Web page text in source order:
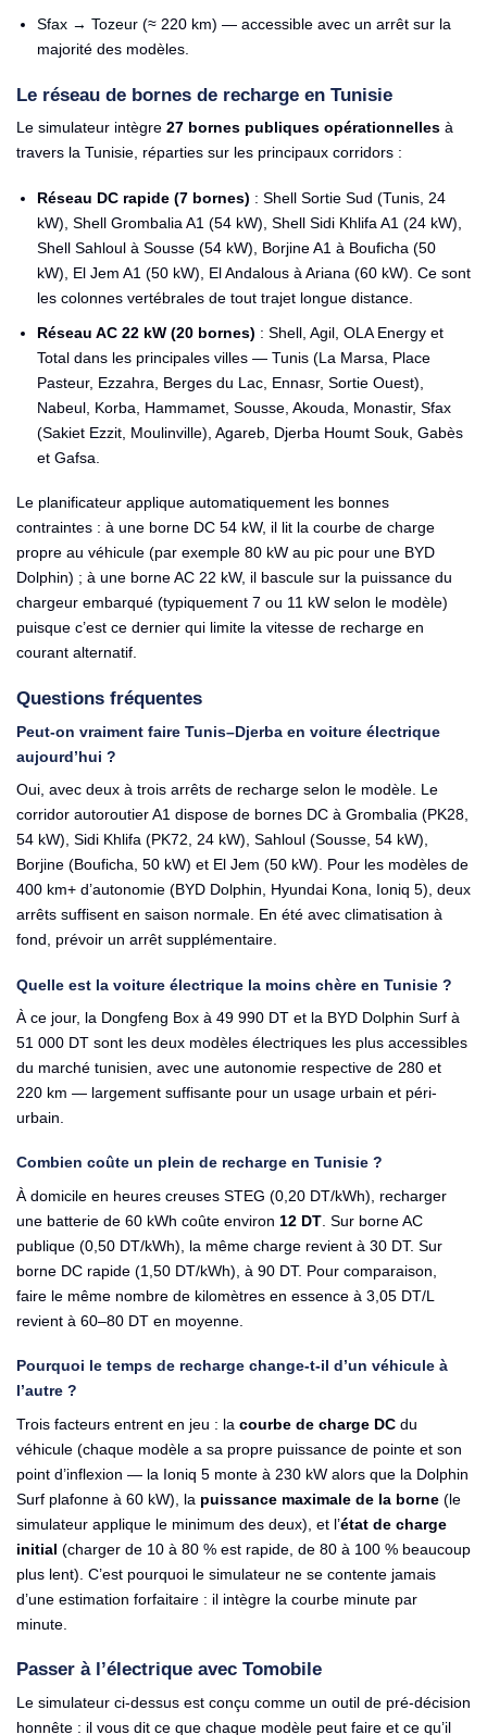
Sfax → Tozeur(≈ 220 km) — accessible avec un arrêt sur la
majorité des modèles.
Le réseau de bornes de recharge en Tunisie
Le simulateur intègre 27 bornes publiques opérationnelles à
travers la Tunisie, réparties sur les principaux corridors :
Réseau DC rapide (7 bornes) : Shell Sortie Sud (Tunis, 24
kW), Shell Grombalia A1 (54 kW), Shell Sidi Khlifa A1 (24 kW),
Shell Sahloul à Sousse (54 kW), Borjine A1 à Bouficha (50
kW), El Jem A1 (50 kW), El Andalous à Ariana (60 kW). Ce sont
les colonnes vertébrales de tout trajet longue distance.
Réseau AC 22 kW (20 bornes) : Shell, Agil, OLA Energy et
Total dans les principales villes — Tunis (La Marsa, Place
Pasteur, Ezzahra, Berges du Lac, Ennasr, Sortie Ouest),
Nabeul, Korba, Hammamet, Sousse, Akouda, Monastir, Sfax
(Sakiet Ezzit, Moulinville), Agareb, Djerba Houmt Souk, Gabès
et Gafsa.
Le planificateur applique automatiquement les bonnes
contraintes : à une borne DC 54 kW, il lit la courbe de charge
propre au véhicule (par exemple 80 kW au pic pour une BYD
Dolphin) ; à une borne AC 22 kW, il bascule sur la puissance du
chargeur embarqué (typiquement 7 ou 11 kW selon le modèle)
puisque c’est ce dernier qui limite la vitesse de recharge en
courant alternatif.
Questions fréquentes
Peut-on vraiment faire Tunis–Djerba en voiture électrique
aujourd’hui ?
Oui, avec deux à trois arrêts de recharge selon le modèle. Le
corridor autoroutier A1 dispose de bornes DC à Grombalia (PK28,
54 kW), Sidi Khlifa (PK72, 24 kW), Sahloul (Sousse, 54 kW),
Borjine (Bouficha, 50 kW) et El Jem (50 kW). Pour les modèles de
400 km+ d’autonomie (BYD Dolphin, Hyundai Kona, Ioniq 5), deux
arrêts suffisent en saison normale. En été avec climatisation à
fond, prévoir un arrêt supplémentaire.
Quelle est la voiture électrique la moins chère en Tunisie ?
À ce jour, la Dongfeng Box à 49 990 DT et la BYD Dolphin Surf à
51 000 DT sont les deux modèles électriques les plus accessibles
du marché tunisien, avec une autonomie respective de 280 et
220 km — largement suffisante pour un usage urbain et péri-
urbain.
Combien coûte un plein de recharge en Tunisie ?
À domicile en heures creuses STEG (0,20 DT/kWh), recharger
une batterie de 60 kWh coûte environ 12 DT . Sur borne AC
publique (0,50 DT/kWh), la même charge revient à 30 DT. Sur
borne DC rapide (1,50 DT/kWh), à 90 DT. Pour comparaison,
faire le même nombre de kilomètres en essence à 3,05 DT/L
revient à 60–80 DT en moyenne.
Pourquoi le temps de recharge change-t-il d’un véhicule à
l’autre ?
Trois facteurs entrent en jeu : la courbe de charge DC du
véhicule (chaque modèle a sa propre puissance de pointe et son
point d’inflexion — la Ioniq 5 monte à 230 kW alors que la Dolphin
Surf plafonne à 60 kW), la puissance maximale de la borne (le
simulateur applique le minimum des deux), et l’état de charge
initial (charger de 10 à 80 % est rapide, de 80 à 100 % beaucoup
plus lent). C’est pourquoi le simulateur ne se contente jamais
d’une estimation forfaitaire : il intègre la courbe minute par
minute.
Passer à l’électrique avec Tomobile
Le simulateur ci-dessus est conçu comme un outil de pré-décision
honnête : il vous dit ce que chaque modèle peut faire et ce qu’il